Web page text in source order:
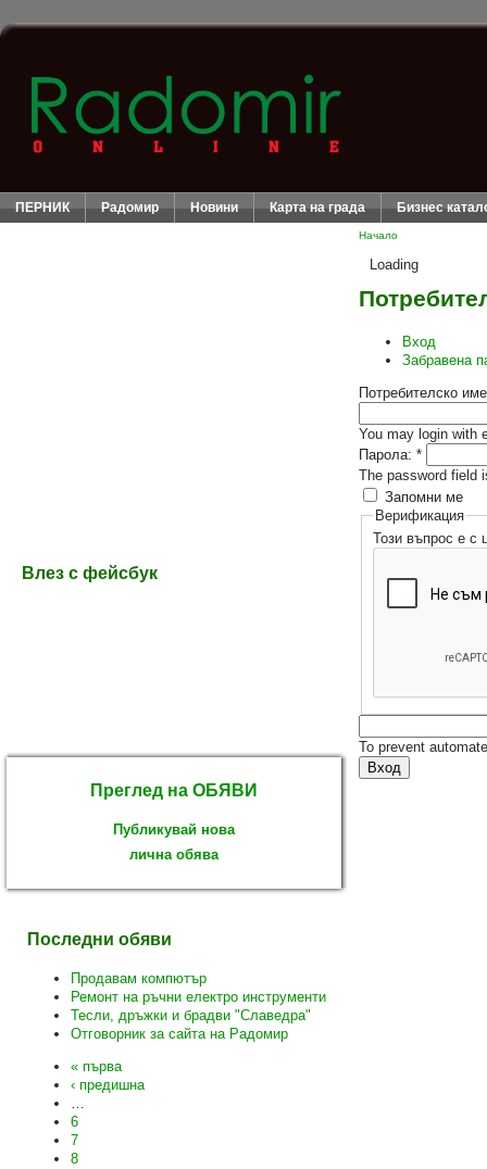
ПЕРНИК Радомир Новини Карта на града Бизнес
Влез с фейсбук
Преглед на ОБЯВИ
Публикувай нова
лична обява
Последни обяви
Продавам компютър
Ремонт на ръчни електро инструменти
Тесли, дръжки и брадви "Славедра"
Отговорник за сайта на Радомир
« първа
‹ предишна
…
6
7
8
Начало
Loading
Вход
Забравена
Потребителско
You may login with
Парола: *
The password field
Запомни ме
Верификация
Този въпрос е с
To prevent